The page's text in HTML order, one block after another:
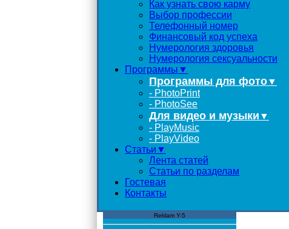
Как узнать свою карму
Выбор профессии
Телефонный номер
Финансовый код успеха
Нумерология здоровья
Нумерология сексуальности
Программы▼
Программы для фото▼
- PhotoPrint
- PhotoSee
Для видео и музыки ▼
- PlayMusic
- PlayVideo
Статьи▼
Лента статей
Статьи по разделам
Гостевая
Контакты
Reklam Y-5